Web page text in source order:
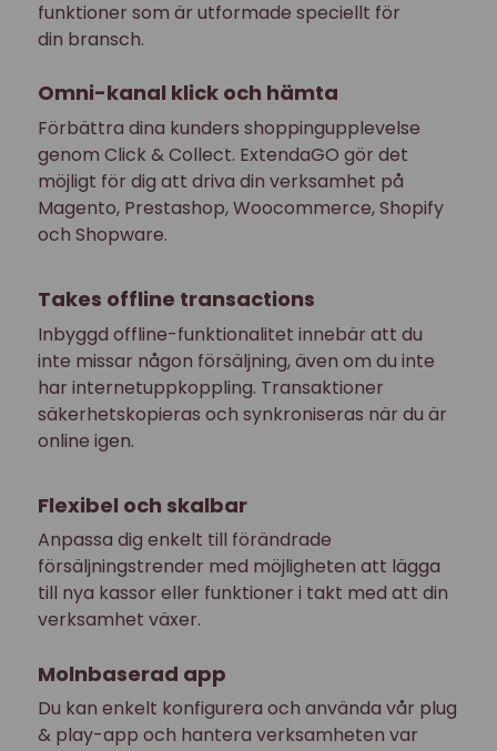
funktioner som är utformade speciellt för
din bransch.
Omni-kanal klick och hämta
Förbättra dina kunders shoppingupplevelse
genom Click & Collect. ExtendaGO gör det
möjligt för dig att driva din verksamhet på
Magento, Prestashop, Woocommerce, Shopify
och Shopware.
Takes offline transactions
Inbyggd offline-funktionalitet innebär att du
inte missar någon försäljning, även om du inte
har internetuppkoppling. Transaktioner
säkerhetskopieras och synkroniseras när du är
online igen.
Flexibel och skalbar
Anpassa dig enkelt till förändrade
försäljningstrender med möjligheten att lägga
till nya kassor eller funktioner i takt med att din
verksamhet växer.
Molnbaserad app
Du kan enkelt konfigurera och använda vår plug
& play-app och hantera verksamheten var